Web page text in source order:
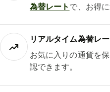
為替レート で、お得に
リアルタイム為替レ
お気に入りの通貨を
認できます。